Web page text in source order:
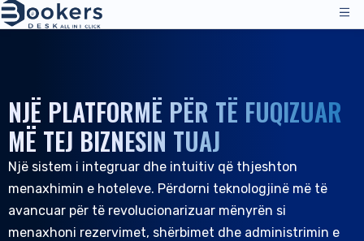
Menaxhimi i Operacioneve
Channel Manager
Kanalet e Shpërndarjes
Çmimet
Mbështetje Teknike
Zgjidhjet
Akomodimi
Hotelet
Vlerësime
Burimet
NJË PLATFORMË PËR TË FUQIZUAR
MË TEJ BIZNESIN TUAJ
Një sistem i integruar dhe intuitiv që thjeshton
menaxhimin e hoteleve. Përdorni teknologjinë më të
avancuar për të revolucionarizuar mënyrën si
menaxhoni rezervimet, shërbimet dhe administrimin e